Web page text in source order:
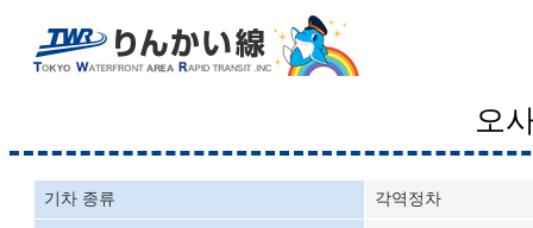
오
기차 종류 각역정차